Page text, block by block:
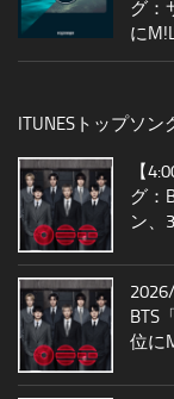
グ：
に
ITUNESトップソン
【
グ：
ン、
BTS
位に